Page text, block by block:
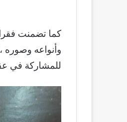
كما تضمنت
وأنواعه وصوره
للمشاركة في